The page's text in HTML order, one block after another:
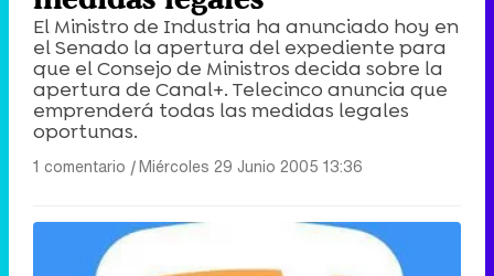
El Ministro de Industria ha anunciado hoy en
el Senado la apertura del expediente para
que el Consejo de Ministros decida sobre la
apertura de Canal+. Telecinco anuncia que
emprenderá todas las medidas legales
oportunas.
1 comentario |Miércoles 29 Junio 2005 13:36